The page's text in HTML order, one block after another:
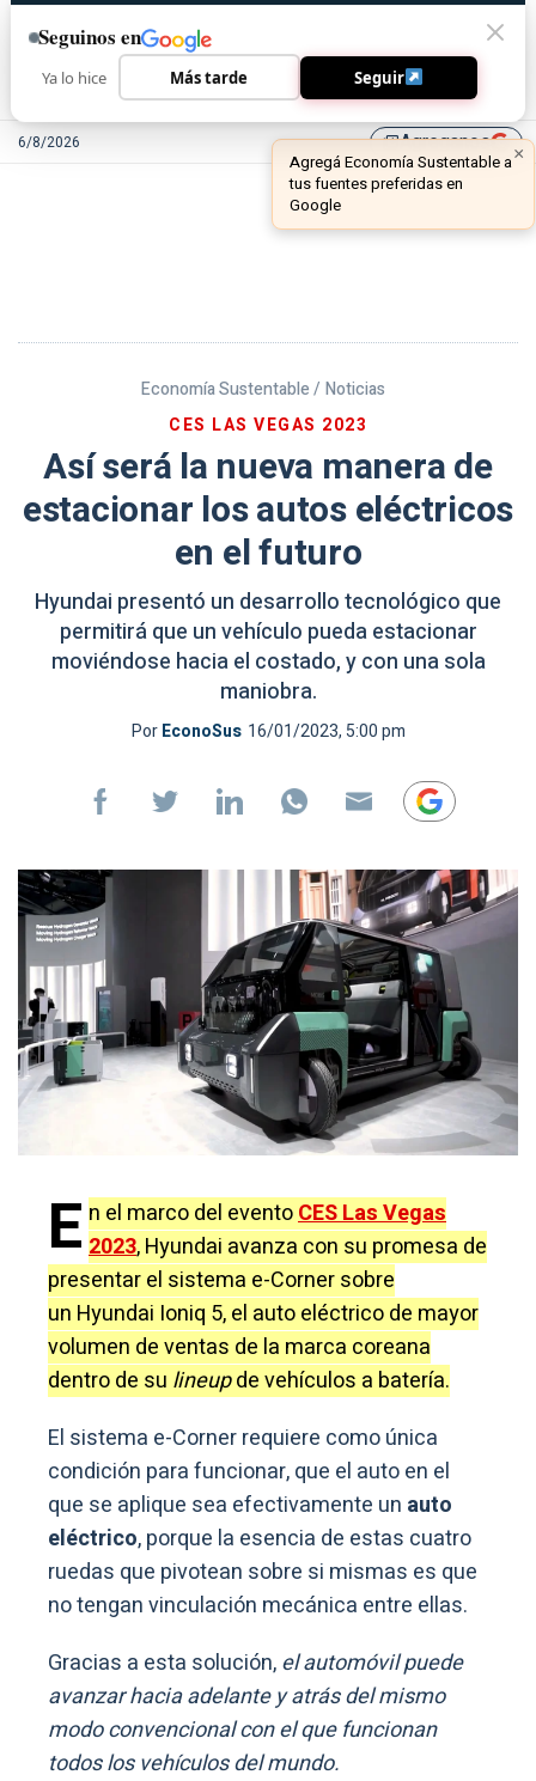
6/8/2026 library_addAgreganos
Economía Sustentable / Noticias
CES LAS VEGAS 2023
Así será la nueva manera de
estacionar los autos eléctricos
en el futuro
Hyundai presentó un desarrollo tecnológico que
permitirá que un vehículo pueda estacionar
moviéndose hacia el costado, y con una sola
maniobra.
PorEconoSus 16/01/2023, 5:00 pm
E n el marco del eventoCES Las Vegas
2023, Hyundai avanza con su promesa de
presentar el sistema e-Corner sobre
un Hyundai Ioniq 5, el auto eléctrico de mayor
volumen de ventas de la marca coreana
dentro de su lineupde vehículos a batería.
El sistema e-Corner requiere como única
condición para funcionar, que el auto en el
que se aplique sea efectivamente un auto
eléctrico, porque la esencia de estas cuatro
ruedas que pivotean sobre si mismas es que
no tengan vinculación mecánica entre ellas.
Gracias a esta solución,el automóvil puede
avanzar hacia adelante y atrás del mismo
modo convencional con el que funcionan
todos los vehículos del mundo.
Seguinos en
Ya lo hice Más tarde Seguir